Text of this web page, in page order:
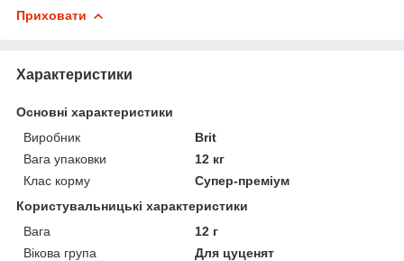
Приховати
Характеристики
Основні характеристики
Виробник
Brit
Вага упаковки
12 кг
Клас корму
Супер-преміум
Користувальницькі характеристики
Вага
12 г
Вікова група
Для цуценят